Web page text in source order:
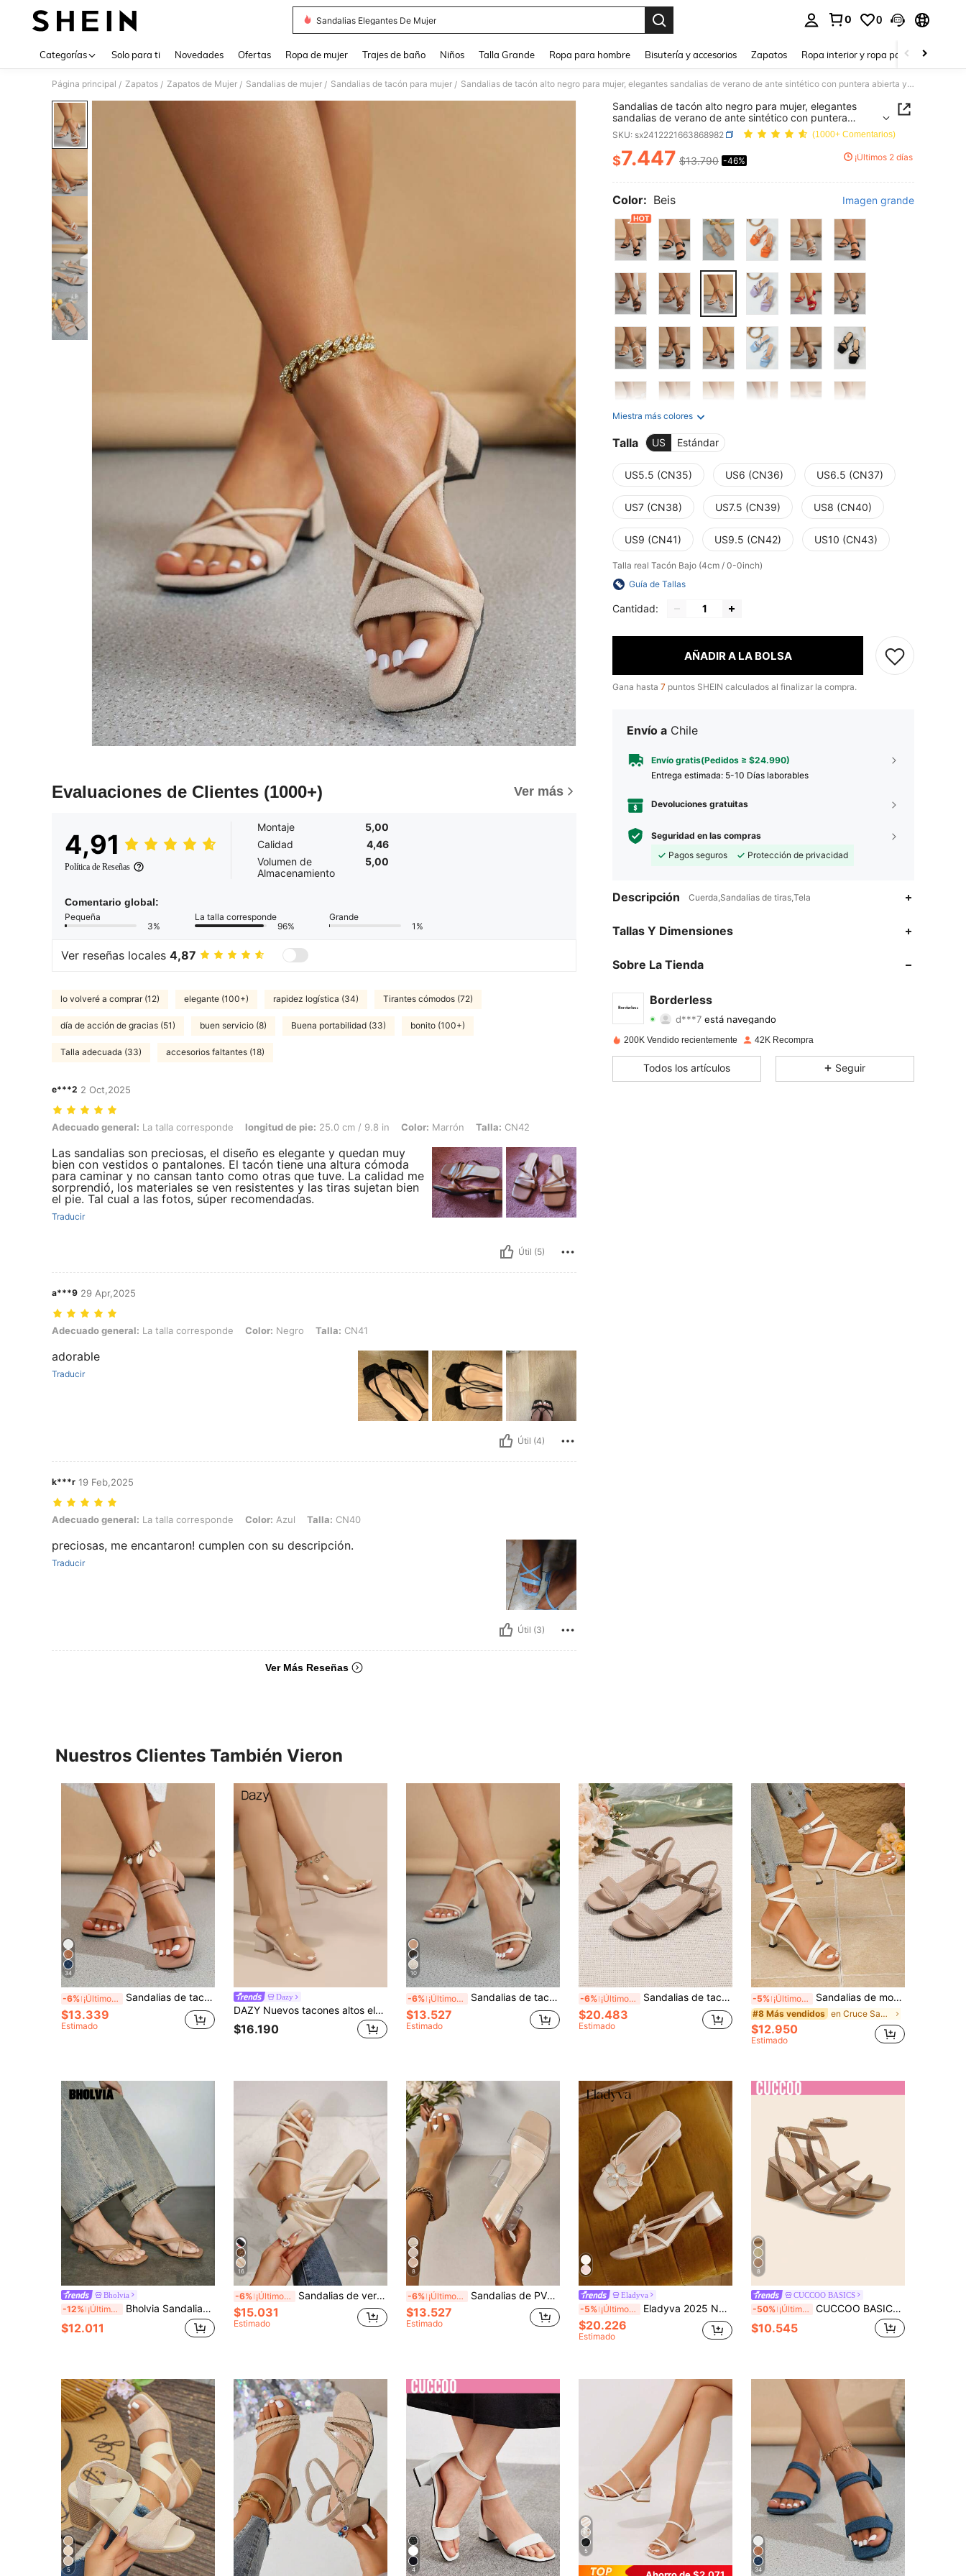
Sandalias Elegantes De Mujer
0 0
Categorías Solo para ti Novedades Ofertas Ropa de mujer Trajes de baño Niños Talla Grande Ropa para hombre Bisutería y accesorios Zapatos Ropa interior y ropa para dormir
Página principal / Zapatos / Zapatos de Mujer / Sandalias de mujer / Sandalias de tacón para mujer / Sandalias de tacón alto negro para mujer, elegantes sandalias de verano de ante sintético con puntera abierta y tacón grueso con correa para el tobillo
Evaluaciones de Clientes (1000+) Ver más
4,91
Política de Reseñas
Montaje
5,00
Calidad
4,46
Volumen de
Almacenamiento
5,00
Comentario global:
Pequeña
3%
La talla corresponde
96%
Grande
1%
Ver reseñas locales 4,87
lo volveré a comprar (12) elegante (100+) rapidez logística (34) Tirantes cómodos (72)
día de acción de gracias (51) buen servicio (8) Buena portabilidad (33) bonito (100+)
Talla adecuada (33) accesorios faltantes (18)
e***2 2 Oct,2025
Adecuado general: La talla corresponde, longitud de pie: 25.0 cm / 9.8 in, Color: Marrón, Talla: CN42
Adecuado general: La talla corresponde longitud de pie: 25.0 cm / 9.8 in Color: Marrón Talla: CN42
Las sandalias son preciosas, el diseño es elegante y quedan muy
bien con vestidos o pantalones. El tacón tiene una altura cómoda
para caminar y no cansan tanto como otras que tuve. La calidad me
sorprendió, los materiales se ven resistentes y las tiras sujetan bien
el pie. Tal cual a las fotos, súper recomendadas.
Traducir
Útil (5)
a***9 29 Apr,2025
Adecuado general: La talla corresponde, Color: Negro, Talla: CN41
Adecuado general: La talla corresponde Color: Negro Talla: CN41
adorable
Traducir
Útil (4)
k***r 19 Feb,2025
Adecuado general: La talla corresponde, Color: Azul, Talla: CN40
Adecuado general: La talla corresponde Color: Azul Talla: CN40
preciosas, me encantaron! cumplen con su descripción.
Traducir
Útil (3)
Ver Más Reseñas
Sandalias de tacón alto negro para mujer, elegantes
sandalias de verano de ante sintético con puntera
abierta y tacón grueso con correa para el tobillo
SKU: sx2412221663868982 (1000+ Comentarios)
PRICE AND AVAILABILITY
$7.447 $13.790 -46% ¡Últimos 2 días
Color: Beis Imagen grande
Miestra más colores
Talla US Estándar
US5.5 (CN35) US6 (CN36) US6.5 (CN37)
US7 (CN38) US7.5 (CN39) US8 (CN40)
US9 (CN41) US9.5 (CN42) US10 (CN43)
Talla real Tacón Bajo (4cm / 0-0inch)
Guía de Tallas
Cantidad:
AÑADIR A LA BOLSA
Gana hasta 7 puntos SHEIN calculados al finalizar la compra.
Envío a Chile
Envío gratis(Pedidos ≥ $24.990)
Entrega estimada: 5-10 Días laborables
Devoluciones gratuitas
Seguridad en las compras
Pagos seguros
Protección de privacidad
Descripción Cuerda,Sandalias de tiras,Tela
Tallas Y Dimensiones
Sobre La Tienda
Borderless
4,88
d***7está navegando
4,88 Calificación 201Artículos
4,88
200K Vendido recientemente 42K Recompra
Todos los artículos Seguir
Nuestros Clientes También Vieron
34
-6% ¡Últimos 3 días Sandalias de tacón alto negro para mujer, elegantes sandalias de verano de ante sintético con puntera abierta y tacón grueso con correa para el tobillo
$13.339
Estimado
Dazy
DAZY Nuevos tacones altos elegantes de moda de 2025 de 5 cm de altura con talón de cristal, unicolor con brillo brillante, punta transparente de TPU, slip-on beige, adecuados para fiestas, caminatas al aire libre, cómodos y transpirables
$16.190
10
-6% ¡Últimos 3 días Sandalias de tacón alto negras para mujer, elegantes sandalias de verano con punta abierta, tacón cuadrado grueso, correa de tobillo y ante sintético, tacones de bloque
$13.527
Estimado
-6% ¡Últimos 3 días Sandalias de tacón ancho para mujer, sandalias de moda de tacón medio estilo francés de talla grande y ajuste ancho, tacones altos clásicos con punta abierta y hebilla estilo retro, zapatos elegantes y para uso al aire libre para damas
$20.483
Estimado
-5% ¡Últimos 3 días Sandalias de moda para mujer con tiras cruzadas, hebilla y tacón fino para playa/uso diario, últimas 2026
#8 Más vendidos en Cruce Sandalias De Mujer
$12.950
Estimado
Bholvia
-12% ¡Últimos 2 días Bholvia Sandalias de tiras finas y versátiles con puntera cuadrada y tacón de gatito, de piel suave y ancho amplio para mujeres
$12.011
16
-6% ¡Últimos 3 días Sandalias de verano para mujer con estilo de hada francesa, nuevo diseño de tacón grueso, correa delgada, zapatos elegantes de tacón alto con correa, tacones gruesos
$15.031
Estimado
8
-6% ¡Últimos 3 días Sandalias de PVC transparente para mujer, sandalias de verano, tacones gruesos de moda, zapatos elegantes y sencillos con tacón alto de cristal, punta abierta.
$13.527
Estimado
Eladyva
-5% ¡Últimos 3 días Eladyva 2025 Nuevos Sandalias de verano francesas con tacón grueso, tira con flor de perlas falsas, de punta abierta, versátiles de tacón medio para mujer, tacones gruesos
$20.226
Estimado
8
CUCCOO BASICS
-50% ¡Últimos 2 días CUCCOO BASICS Sandalias de tacón alto cómodo de tacón grueso con tirantes color albaricoque para Navidad
$10.545
5 4
5
34